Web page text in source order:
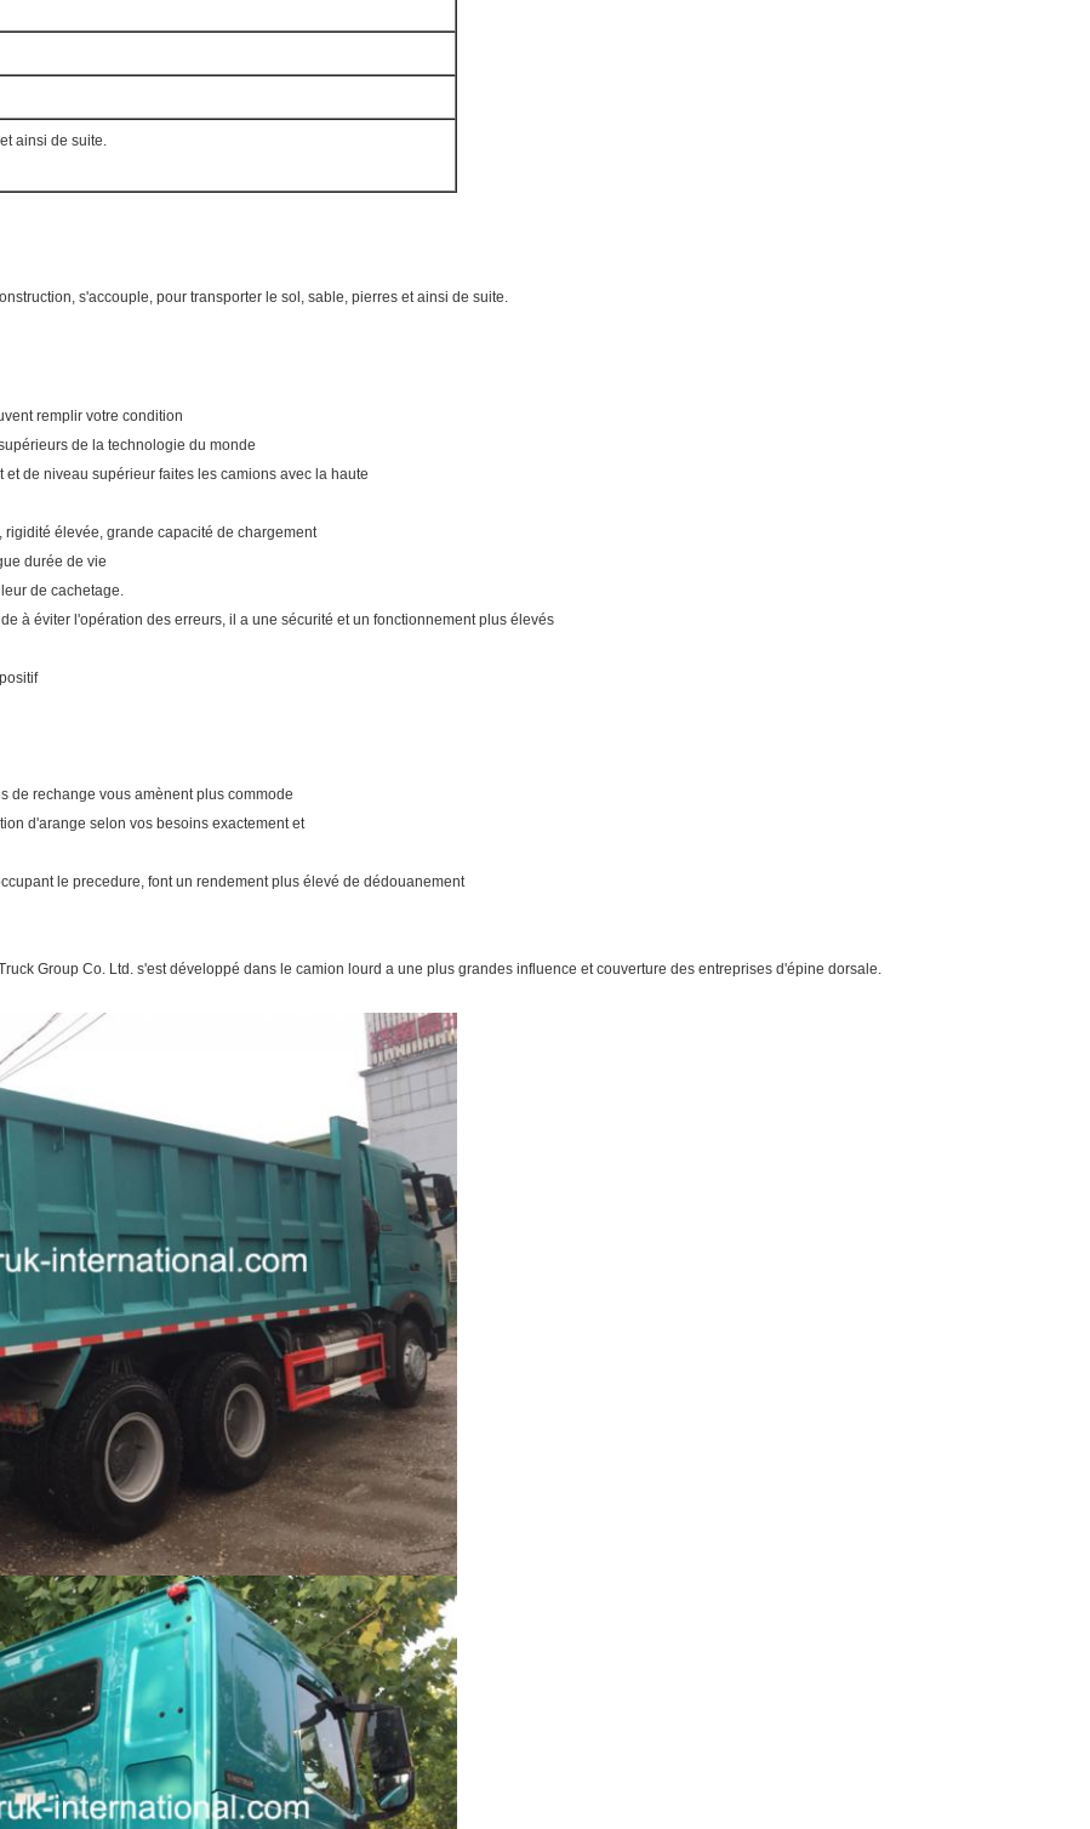
ainsi de suite.
s'accouple, pour transporter le sol, sable, pierres et ainsi de suite.
remplir votre condition
de la technologie du monde
de niveau supérieur faites les camions avec la haute
élevée, grande capacité de chargement
durée de vie
de cachetage.
à éviter l'opération des erreurs, il a une sécurité et un fonctionnement plus élevés
de rechange vous amènent plus commode
d'arange selon vos besoins exactement et
le precedure, font un rendement plus élevé de dédouanement
Group Co. Ltd. s'est développé dans le camion lourd a une plus grandes influence et couverture des entreprises d'épine dorsale.